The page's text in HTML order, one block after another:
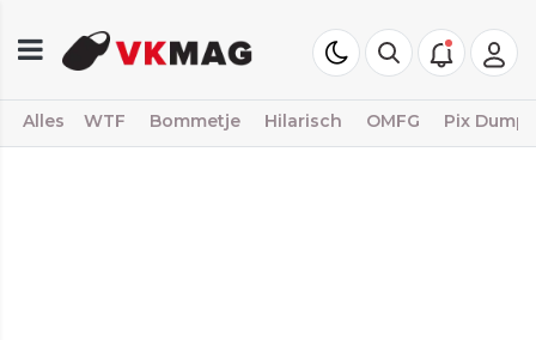
Alles WTF Bommetje Hilarisch OMFG Pix Dump